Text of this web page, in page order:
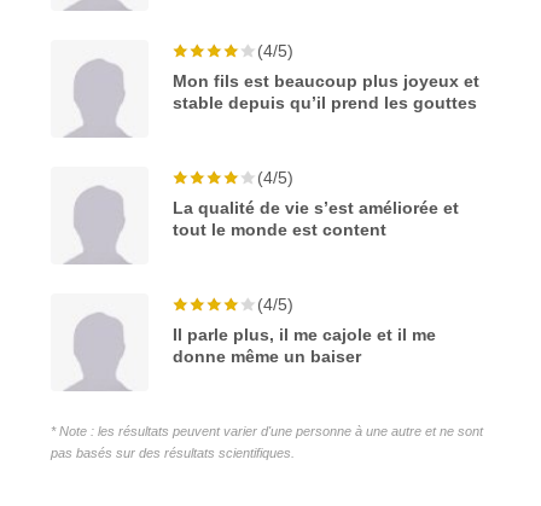
(4/5)
Mon fils est beaucoup plus joyeux et
stable depuis qu’il prend les gouttes
(4/5)
La qualité de vie s’est améliorée et
tout le monde est content
(4/5)
Il parle plus, il me cajole et il me
donne même un baiser
* Note : les résultats peuvent varier d'une personne à une autre et ne sont
pas basés sur des résultats scientifiques.